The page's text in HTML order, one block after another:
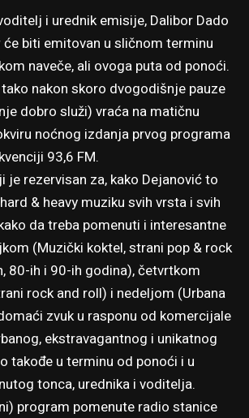
i urednik emisije, Dalibor Dado
će biti emitovan u sličnom terminu
naveče, ali ovoga puta od ponoći.
nakon skoro dvogodišnje pauze
dobro služi) vraća na matičnu
noćnog izdanja prvog programa
93,6 FM.
je rezervisan za, kako Dejanović to
& heavy muziku svih vrsta i svih
da treba pomenuti i interesantne
(Muzički koktel, strani pop & rock
80-ih i 90-ih godina), četvrtkom
rock and roll) i nedeljom (Urbana
zvuk u rasponu od komercijale
ekstravagantnog i unikatnog
takođe u terminu od ponoći i u
tonca, urednika i voditelja.
program pomenute radio stanice